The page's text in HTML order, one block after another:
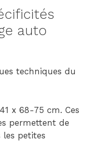
auto
techniques du
x 68-75 cm. Ces
permettent de
les petites